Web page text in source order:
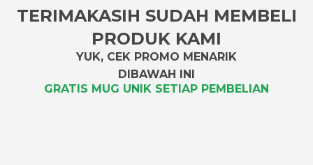
TERIMAKASIH SUDAH MEMBELI
PRODUK KAMI
YUK, CEK PROMO MENARIK
DIBAWAH INI
GRATIS MUG UNIK SETIAP PEMBELIAN